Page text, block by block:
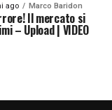
ago Marco Baridon
Il mercato si
– Upload | VIDEO